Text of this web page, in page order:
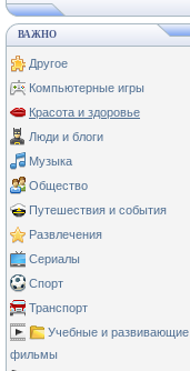
ВАЖНО
Другое
Компьютерные игры
Красота и здоровье
Люди и блоги
Музыка
Общество
Путешествия и события
Развлечения
Сериалы
Спорт
Транспорт
Учебные и развивающие
фильмы